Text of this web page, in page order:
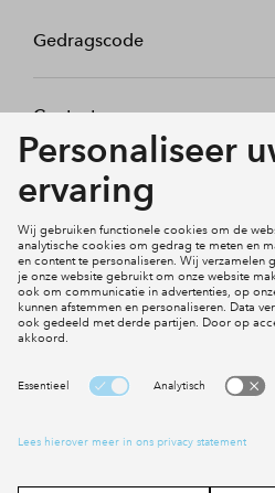
Gedragscode
Contact
Mijn profiel
Social Media
Cookies